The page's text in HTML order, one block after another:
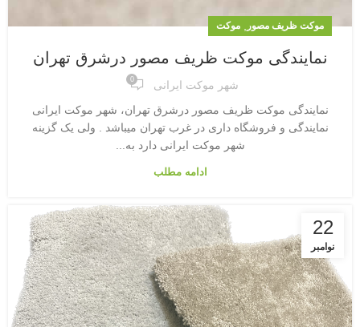
موکت ظریف مصور موکت
نمایندگی موکت ظریف مصور درشرق تهران
شهر موکت ایرانی 0
نمایندگی موکت ظریف مصور درشرق تهران، شهر موکت ایرانی
نمایندگی و فروشگاه داری در غرب تهران میباشد . ولی یک گزینه
شهر موکت ایرانی دارد به...
ادامه مطلب
22
نوامبر